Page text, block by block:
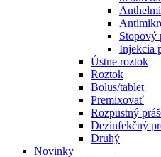
Stopový
Injekcia
Ústne roztok
Roztok
Bolus/tablet
Premixovať
Rozpustný
Dezinfekčný
Druhý
Novinky